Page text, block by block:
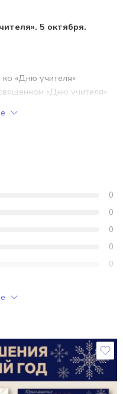
5 октября.
«Дню учителя»
«Дню учителя»
«Дню учителя»
цветов.
0
0
0
0
0
купившие этот товар,